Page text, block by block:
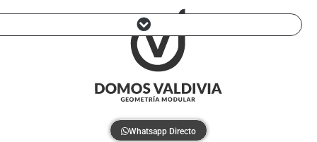
contenido
Whatsapp Directo